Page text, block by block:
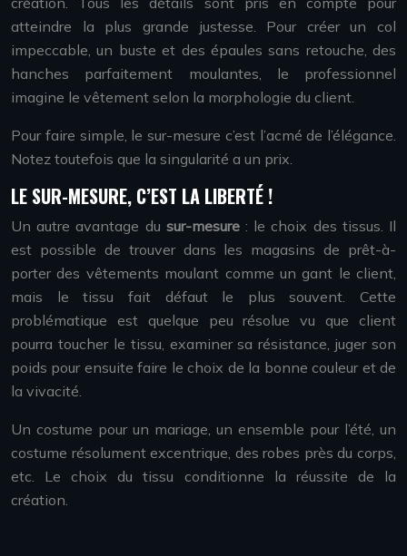
atteindre la plus grande justesse. Pour créer un col
impeccable, un buste et des épaules sans retouche, des
hanches parfaitement moulantes, le professionnel
imagine le vêtement selon la morphologie du client.
Pour faire simple, le sur-mesure c’est l’acmé de l’élégance.
Notez toutefois que la singularité a un prix.
LE SUR-MESURE, C’EST LA LIBERTÉ !
Un autre avantage du sur-mesure: le choix des tissus. Il
est possible de trouver dans les magasins de prêt-à-
porter des vêtements moulant comme un gant le client,
mais le tissu fait défaut le plus souvent. Cette
problématique est quelque peu résolue vu que client
pourra toucher le tissu, examiner sa résistance, juger son
poids pour ensuite faire le choix de la bonne couleur et de
la vivacité.
Un costume pour un mariage, un ensemble pour l’été, un
costume résolument excentrique, des robes près du corps,
etc. Le choix du tissu conditionne la réussite de la
création.